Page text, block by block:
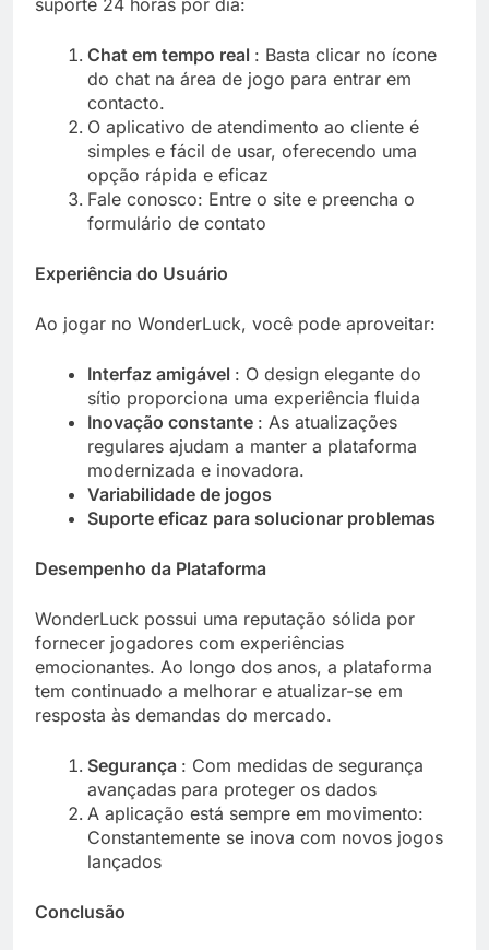
suporte 24 horas por dia:
Chat em tempo real : Basta clicar no ícone
do chat na área de jogo para entrar em
contacto.
O aplicativo de atendimento ao cliente é
simples e fácil de usar, oferecendo uma
opção rápida e eficaz
Fale conosco: Entre o site e preencha o
formulário de contato
Experiência do Usuário
Ao jogar no WonderLuck, você pode aproveitar:
Interfaz amigável : O design elegante do
sítio proporciona uma experiência fluida
Inovação constante : As atualizações
regulares ajudam a manter a plataforma
modernizada e inovadora.
Variabilidade de jogos
Suporte eficaz para solucionar problemas
Desempenho da Plataforma
WonderLuck possui uma reputação sólida por
fornecer jogadores com experiências
emocionantes. Ao longo dos anos, a plataforma
tem continuado a melhorar e atualizar-se em
resposta às demandas do mercado.
Segurança : Com medidas de segurança
avançadas para proteger os dados
A aplicação está sempre em movimento:
Constantemente se inova com novos jogos
lançados
Conclusão